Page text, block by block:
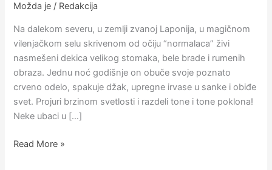
Možda je / Redakcija
Na dalekom severu, u zemlji zvanoj Laponija, u magičnom
vilenjačkom selu skrivenom od očiju “normalaca” živi
nasmešeni dekica velikog stomaka, bele brade i rumenih
obraza. Jednu noć godišnje on obuče svoje poznato
crveno odelo, spakuje džak, upregne irvase u sanke i obiđe
svet. Projuri brzinom svetlosti i razdeli tone i tone poklona!
Neke ubaci u […]
Read More »